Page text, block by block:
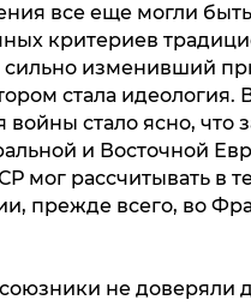
все еще могли быть
критериев
изменивший
стала идеология.
стало ясно, что
и Восточной
мог рассчитывать в
прежде всего, во
не доверяли